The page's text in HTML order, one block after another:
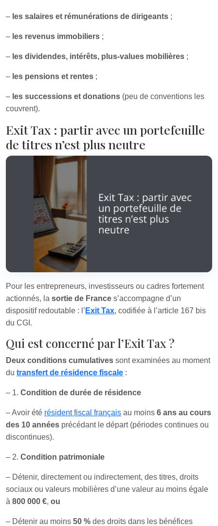
– les salaires et rémunérations de dirigeants ;
– les revenus immobiliers ;
– les dividendes, intérêts, plus-values mobilières ;
– les pensions et rentes ;
– les successions et donations (peu de conventions les
couvrent).
Exit Tax : partir avec un portefeuille
de titres n’est plus neutre
Pour les entrepreneurs, investisseurs ou cadres fortement
actionnés, la sortie de France s’accompagne d’un
dispositif redoutable : l’ Exit Tax, codifiée à l’article 167 bis
du CGI.
Qui est concerné par l’Exit Tax ?
Deux conditions cumulatives sont examinées au moment
du transfert de résidence fiscale :
– 1. Condition de durée de résidence
– Avoir été résident fiscal français au moins 6 ans au cours
des 10 années précédant le départ (périodes continues ou
discontinues).
– 2. Condition patrimoniale
– Détenir, directement ou indirectement, des titres, droits
sociaux ou valeurs mobilières d’une valeur au moins égale
à 800 000 €, ou
– Détenir au moins 50 % des droits dans les bénéfices